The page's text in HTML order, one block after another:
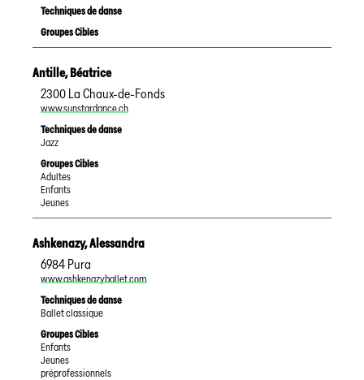
Techniques de danse
Groupes Cibles
Antille,Béatrice
2300 La Chaux-de-Fonds
www.sunstardance.ch
Techniques de danse
Jazz
Groupes Cibles
Adultes
Enfants
Jeunes
Ashkenazy,Alessandra
6984 Pura
www.ashkenazyballet.com
Techniques de danse
Ballet classique
Groupes Cibles
Enfants
Jeunes
préprofessionnels